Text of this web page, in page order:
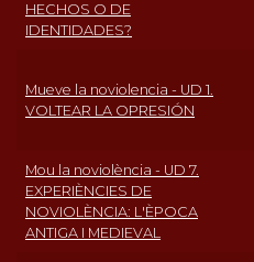
HECHOS O DE
IDENTIDADES?
Mueve la noviolencia - UD 1.
VOLTEAR LA OPRESIÓN
Mou la noviolència - UD 7.
EXPERIÈNCIES DE
NOVIOLÈNCIA: L'ÈPOCA
ANTIGA I MEDIEVAL